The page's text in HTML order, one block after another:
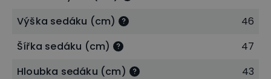
zapadne do jakéhokoliv interiéru. Nosnost židle je 120
kg.
Výška sedáku (cm)
46
Šířka sedáku (cm)
47
Hloubka sedáku (cm)
43